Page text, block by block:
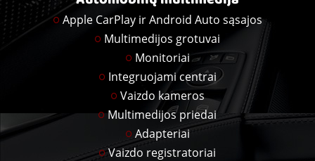
Apple CarPlay ir Android Auto sąsajos
Multimedijos grotuvai
Monitoriai
Integruojami centrai
Vaizdo kameros
Multimedijos priedai
Adapteriai
Vaizdo registratoriai